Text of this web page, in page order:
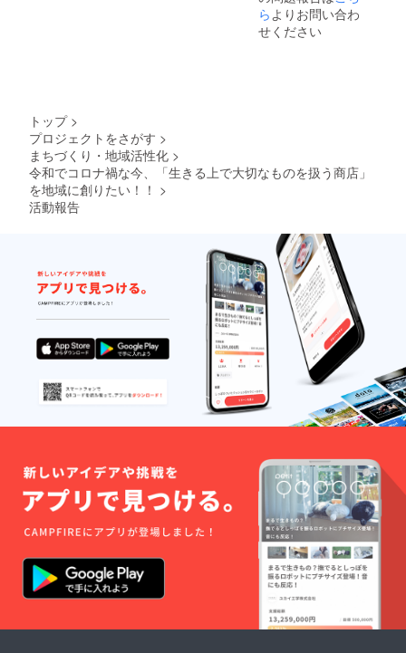
視点も
踏まえ
にビジ
前に進
むサ
ポート
をして
いま
す。ま
た、ビ
ジネス
以外の
ご自身
の自己
基盤に
関わる
パーソ
サポー
トもし
ていま
す。30
分×2回
のセッ
ション
を応援
いただ
いた方
させて
コーチ
につい
て 社内
チング
チ、
HCJ認
定コー
チとし
て、経
営者の
視点も
踏まえ
てリー
ダー職
の
方々、
経営者
の方、
方など
にビジ
ネスの
思考の
整理と
前に進
むサ
ポート
をして
た、ビ
よろし
くお願
いしま
券（60
分）」
方と6月
以降、
調整さ
せてい
ただ
き、リ
アルま
たは
zoomに
て実施
させて
いただ
きま
す。
ル希望
の場合
は、商
店まで
の交通
費はご
自身で
ご負担
くださ
もう少
し進化
してい
をご了
承くだ
いしま
す。 ＊
「ひな
たぼっ
こ商店
につい
て、な
んでも
聞ける
券（90
分）」
は、6月
以降応
援いた
方と調
整させ
ていた
だき、
リアル
または
zoomに
て実施
させて
きま
す。
（リア
ら よりお問い合わ
せください
トップ >
プロジェクトをさがす >
まちづくり・地域活性化 >
令和でコロナ禍な今、「生きる上で大切なものを扱う商店」
を地域に創りたい！！ >
活動報告